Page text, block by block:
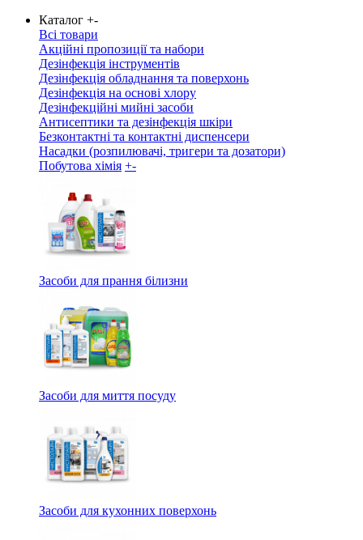
Каталог +-
Всі товари
Акційні пропозиції та набори
Дезінфекція інструментів
Дезінфекція обладнання та поверхонь
Дезінфекція на основі хлору
Дезінфекційні мийні засоби
Антисептики та дезінфекція шкіри
Безконтактні та контактні диспенсери
Насадки (розпилювачі, тригери та дозатори)
Побутова хімія +-
Засоби для прання білизни
Засоби для миття посуду
Засоби для кухонних поверхонь